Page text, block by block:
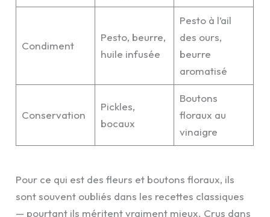
Condiment
Pesto, beurre,
huile infusée
Pesto à l’ail
des ours,
beurre
aromatisé
Conservation
Pickles,
bocaux
Boutons
floraux au
vinaigre
Pour ce qui est des fleurs et boutons floraux, ils
sont souvent oubliés dans les recettes classiques
— pourtant ils méritent vraiment mieux. Crus dans